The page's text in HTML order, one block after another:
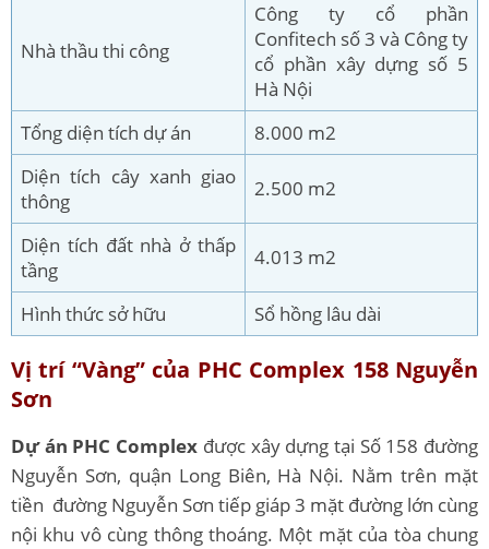
Nhà thầu thi công
Công ty cổ phần
Confitech số 3 và Công ty
cổ phần xây dựng số 5
Hà Nội
Tổng diện tích dự án
8.000 m2
Diện tích cây xanh giao
thông
2.500 m2
Diện tích đất nhà ở thấp
tầng
4.013 m2
Hình thức sở hữu Sổ hồng lâu dài
Vị trí “Vàng” của PHC Complex 158 Nguyễn
Sơn
Dự án PHC Complex được xây dựng tại Số 158 đường
Nguyễn Sơn, quận Long Biên, Hà Nội. Nằm trên mặt
tiền đường Nguyễn Sơn tiếp giáp 3 mặt đường lớn cùng
nội khu vô cùng thông thoáng. Một mặt của tòa chung